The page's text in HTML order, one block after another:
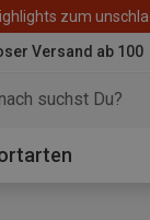
zum
Versand ab 100